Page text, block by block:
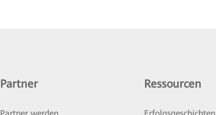
Partner
Partner werden
Ressourcen
Erfolgsgeschichten